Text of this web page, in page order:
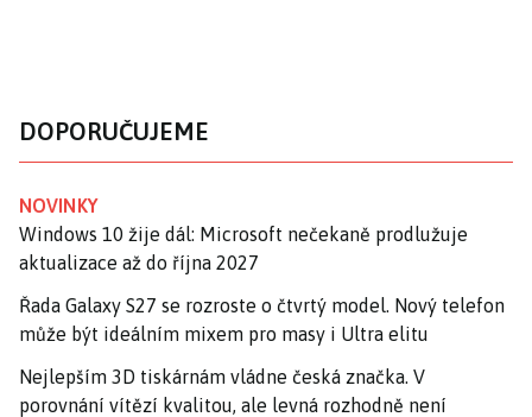
DOPORUČUJEME
NOVINKY
Windows 10 žije dál: Microsoft nečekaně prodlužuje
aktualizace až do října 2027
Řada Galaxy S27 se rozroste o čtvrtý model. Nový telefon
může být ideálním mixem pro masy i Ultra elitu
Nejlepším 3D tiskárnám vládne česká značka. V
porovnání vítězí kvalitou, ale levná rozhodně není